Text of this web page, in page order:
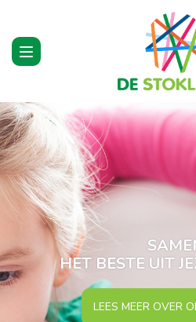
Toggle
navigation
HET BESTE UIT
LEES MEER OVER